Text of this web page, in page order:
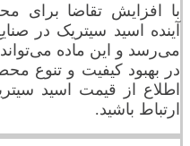
با افزایش تقاضا برای
آینده اسید سیتریک در
می‌رسد و این ماده
در بهبود کیفیت و تنوع
اطلاع از قیمت اسید
ارتباط باشید.